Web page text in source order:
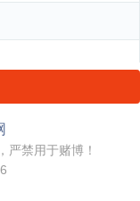
严禁用于赌博！